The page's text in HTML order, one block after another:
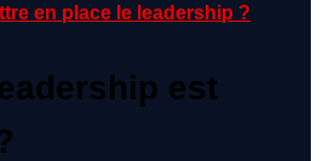
en place le leadership ?
est